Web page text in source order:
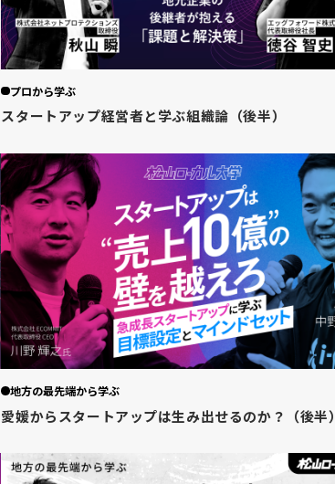
プロから学ぶ
スタートアップ経営者と学ぶ組織論（後半）
地方の最先端から学ぶ
愛媛からスタートアップは生み出せるのか？（後半）